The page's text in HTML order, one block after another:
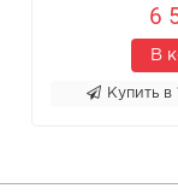
6
В
Купить в